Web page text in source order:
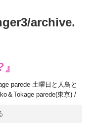
archive.
parede 土曜日と人鳥と
＆Tokage parede(東京) /